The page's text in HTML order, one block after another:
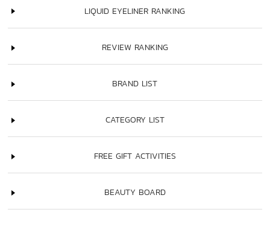
LIQUID EYELINER RANKING
REVIEW RANKING
BRAND LIST
CATEGORY LIST
FREE GIFT ACTIVITIES
BEAUTY BOARD